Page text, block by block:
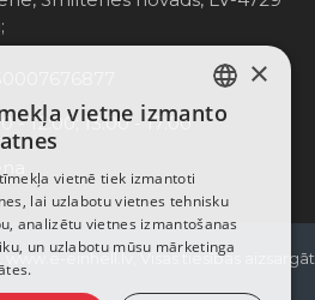
- 12:00; 13:00 - 17:00
www.e-einhell.lv, Visas tiesības
LATVIAN
ENGLISH
×
vietne izmanto
vietnē tiek izmantoti
lai uzlabotu vietnes tehnisku
analizētu vietnes izmantošanas
un uzlabotu mūsu mārketinga